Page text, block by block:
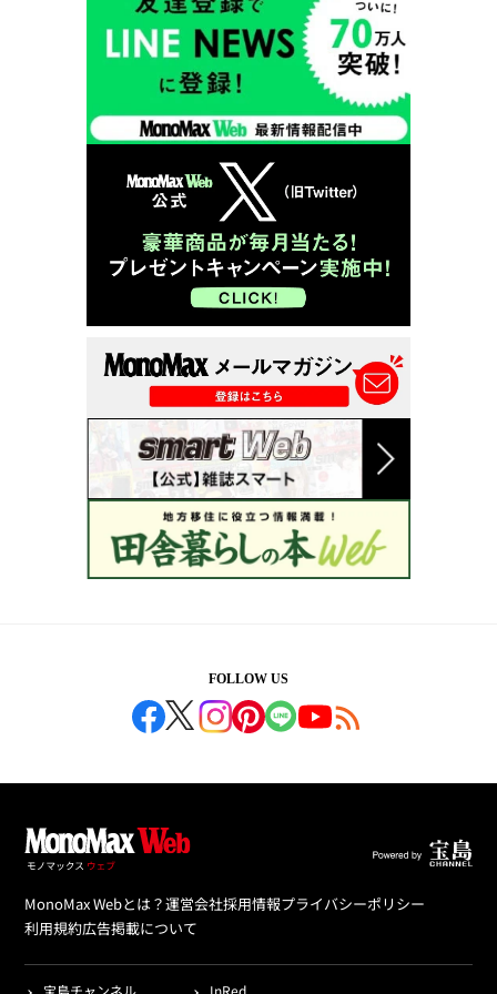
FOLLOW US
MonoMax Webとは？運営会社採用情報プライバシーポリシー
利用規約広告掲載について
宝島チャンネル InRed